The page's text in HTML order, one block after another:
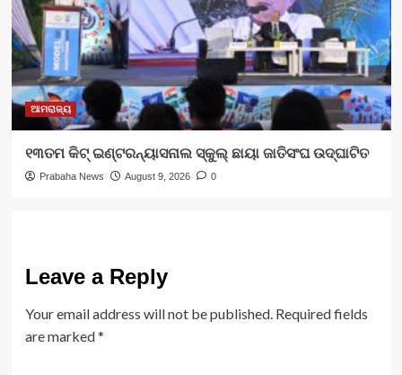
ଆମରାଜ୍ୟ
୧୩ତମ କିଟ୍ ଇଣ୍ଟରନ୍ୟାସନାଲ ସ୍କୁଲ୍ ଛାୟା ଜାତିସଂଘ ଉଦ୍‍ଘାଟିତ
Prabaha News August 9, 2026 0
Leave a Reply
Your email address will not be published. Required fields
are marked*